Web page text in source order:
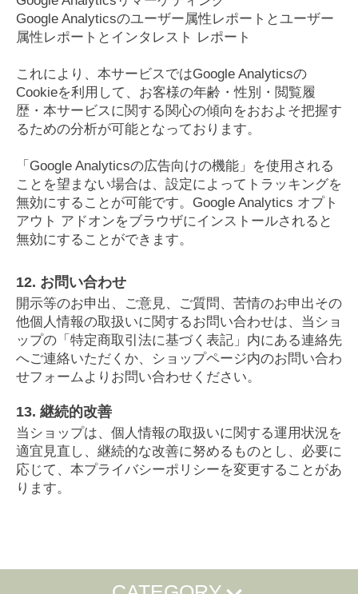
Google Analyticsのユーザー属性レポートとユーザー
属性レポートとインタレスト レポート
これにより、本サービスではGoogle Analyticsの
Cookieを利用して、お客様の年齢・性別・閲覧履
歴・本サービスに関する関心の傾向をおおよそ把握す
るための分析が可能となっております。
「Google Analyticsの広告向けの機能」を使用される
ことを望まない場合は、設定によってトラッキングを
無効にすることが可能です。Google Analytics オプト
アウト アドオンをブラウザにインストールされると
無効にすることができます。
12. お問い合わせ
開示等のお申出、ご意見、ご質問、苦情のお申出その
他個人情報の取扱いに関するお問い合わせは、当ショ
ップの「特定商取引法に基づく表記」内にある連絡先
へご連絡いただくか、ショップページ内のお問い合わ
せフォームよりお問い合わせください。
13. 継続的改善
当ショップは、個人情報の取扱いに関する運用状況を
適宜見直し、継続的な改善に努めるものとし、必要に
応じて、本プライバシーポリシーを変更することがあ
ります。